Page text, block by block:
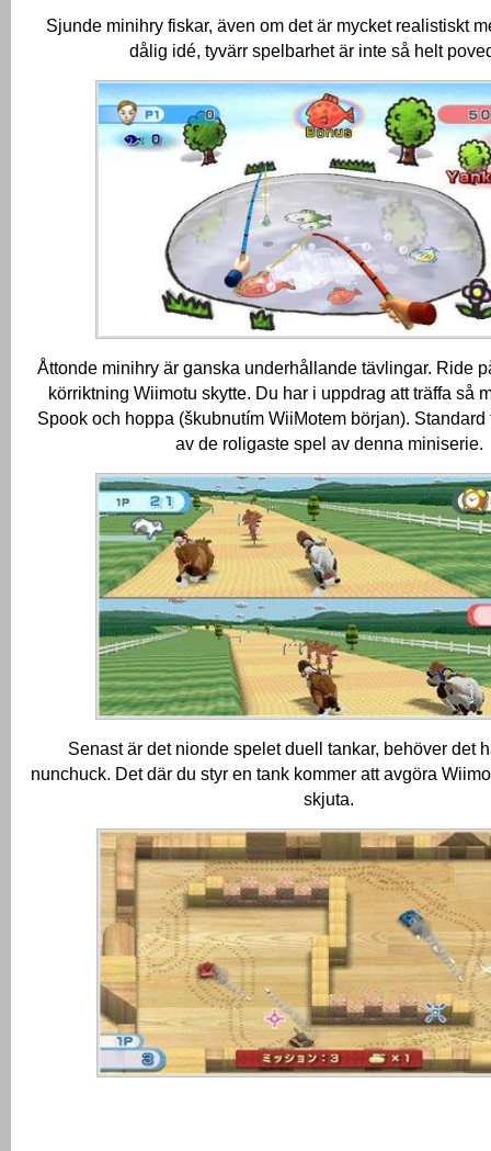
Sjunde minihry fiskar, även om det är mycket realistiskt
dålig idé, tyvärr spelbarhet är inte så helt
Åttonde minihry är ganska underhållande tävlingar. Ride
körriktning Wiimotu skytte. Du har i uppdrag att träffa så
Spook och hoppa (škubnutím WiiMotem början). Standard
av de roligaste spel av denna miniserie.
Senast är det nionde spelet duell tankar, behöver det
nunchuck. Det där du styr en tank kommer att avgöra
skjuta.